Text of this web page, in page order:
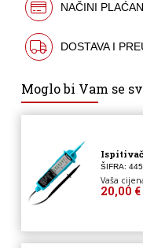
NAČINI
DOSTAVA I
Moglo bi Vam se
Ispitivač
ŠIFRA:
Vaša
20,00 €